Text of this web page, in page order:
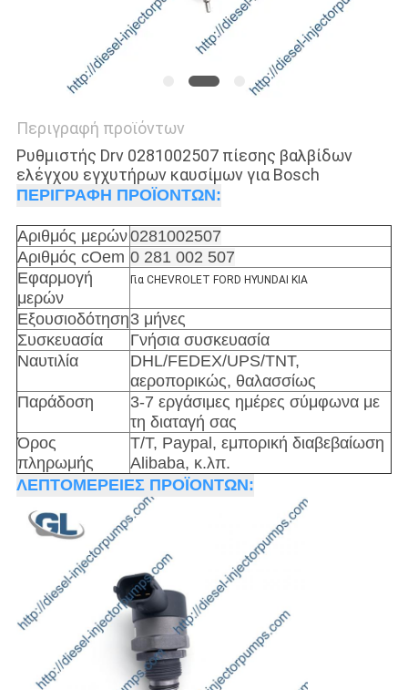
Περιγραφή προϊόντων
Ρυθμιστής Drv 0281002507 πίεσης βαλβίδων
ελέγχου εγχυτήρων καυσίμων για Bosch
ΠΕΡΙΓΡΑΦΗ ΠΡΟΪΟΝΤΩΝ:
Αριθμός μερών0281002507
Αριθμός cOem 0 281 002 507
Εφαρμογή
μερών
Για CHEVROLET FORD HYUNDAI KIA
Εξουσιοδότηση3 μήνες
Συσκευασία
Γνήσια συσκευασία
Ναυτιλία
DHL/FEDEX/UPS/TNT,
αεροπορικώς, θαλασσίως
Παράδοση
3-7 εργάσιμες ημέρες σύμφωνα με
τη διαταγή σας
Όρος
πληρωμής
T/T, Paypal, εμπορική διαβεβαίωση
Alibaba, κ.λπ.
ΛΕΠΤΟΜΕΡΕΙΕΣ ΠΡΟΪΟΝΤΩΝ: